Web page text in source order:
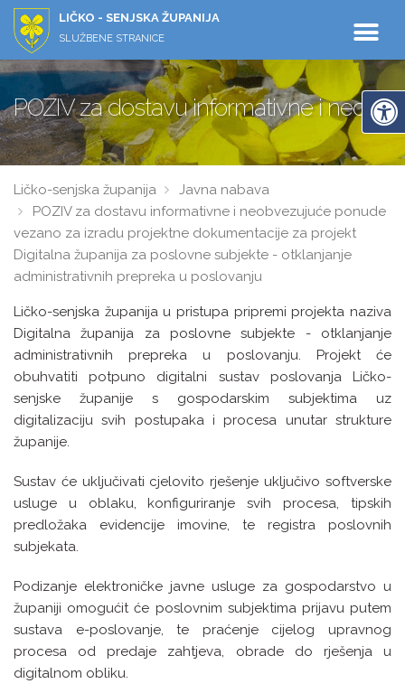
LIČKO - SENJSKA ŽUPANIJA
SLUŽBENE STRANICE
POZIV za dostavu informativne i
Ličko-senjska županija
Javna nabava
POZIV za dostavu informativne i neobvezujuće ponude
vezano za izradu projektne dokumentacije za projekt
Digitalna županija za poslovne subjekte - otklanjanje
administrativnih prepreka u poslovanju
Ličko-senjska županija u pristupa pripremi projekta naziva
Digitalna županija za poslovne subjekte - otklanjanje
administrativnih prepreka u poslovanju. Projekt će
obuhvatiti potpuno digitalni sustav poslovanja Ličko-
senjske županije s gospodarskim subjektima uz
digitalizaciju svih postupaka i procesa unutar strukture
županije.
Sustav će uključivati cjelovito rješenje uključivo softverske
usluge u oblaku, konfiguriranje svih procesa, tipskih
predložaka evidencije imovine, te registra poslovnih
subjekata.
Podizanje elektroničke javne usluge za gospodarstvo u
županiji omogućit će poslovnim subjektima prijavu putem
sustava e-poslovanje, te praćenje cijelog upravnog
procesa od predaje zahtjeva, obrade do rješenja u
digitalnom obliku.